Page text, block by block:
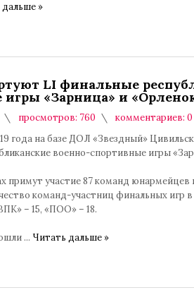
»
LI финальные
игры «Зарница» и
просмотров: 760
комментариев: 0
года на базе ДОЛ «Звездный»
военно-спортивные игры
примут участие 87 команд юнармейцев
команд-участниц финальных игр в
– 15, «ПОО» – 18.
... Читать дальше »